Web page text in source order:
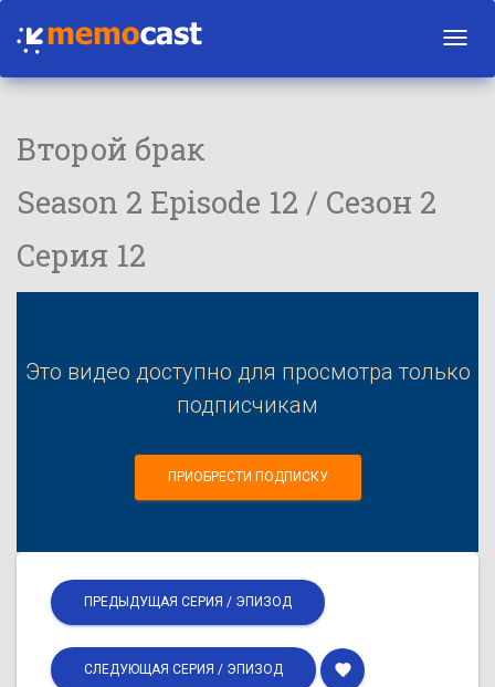
Второй брак
Season 2 Episode 12 / Сезон 2
Серия 12
Это видео доступно для просмотра только
подписчикам
ПРИОБРЕСТИ ПОДПИСКУ
ПРЕДЫДУЩАЯ СЕРИЯ / ЭПИЗОД
СЛЕДУЮЩАЯ СЕРИЯ / ЭПИЗОД favorite